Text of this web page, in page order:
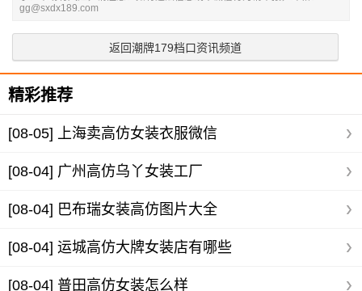
gg@sxdx189.com
返回潮牌179档口资讯频道
精彩推荐
[08-05] 上海卖高仿女装衣服微信
[08-04] 广州高仿乌丫女装工厂
[08-04] 巴布瑞女装高仿图片大全
[08-04] 运城高仿大牌女装店有哪些
[08-04] 普田高仿女装怎么样